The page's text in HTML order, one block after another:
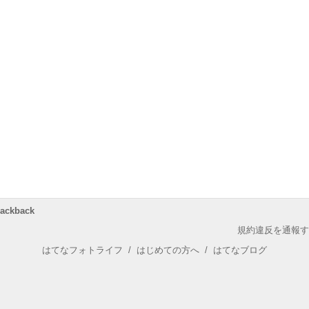
規約違反を通報
はてなフォトライフ / はじめての方へ / はてなブログ